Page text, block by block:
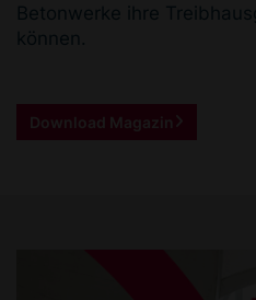
Betonwerke ihre
können.
Download Magazin